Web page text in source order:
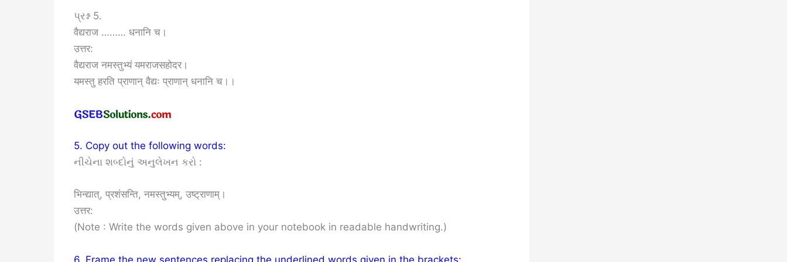
પ્રશ્ન 5.
वैद्यराज ……… धनानि च।
उत्तर:
वैद्यराज नमस्तुभ्यं यमराजसहोदर।
यमस्तु हरति प्राणान् वैद्यः प्राणान् धनानि च।।
5. Copy out the following words:
નીચેના શબ્દોનું અનુલેખન કરો :
भिन्द्यात्, प्रशंसन्ति, नमस्तुभ्यम्, उष्ट्राणाम्।
उत्तर:
(Note : Write the words given above in your notebook in readable handwriting.)
6. Frame the new sentences replacing the underlined words given in the brackets: